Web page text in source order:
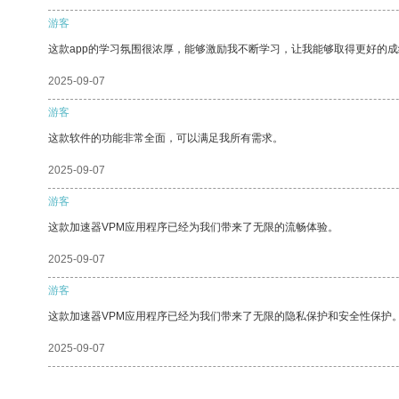
游客
这款app的学习氛围很浓厚，能够激励我不断学习，让我能够取得更好的
2025-09-07
游客
这款软件的功能非常全面，可以满足我所有需求。
2025-09-07
游客
这款加速器VPM应用程序已经为我们带来了无限的流畅体验。
2025-09-07
游客
这款加速器VPM应用程序已经为我们带来了无限的隐私保护和安全性保护
2025-09-07